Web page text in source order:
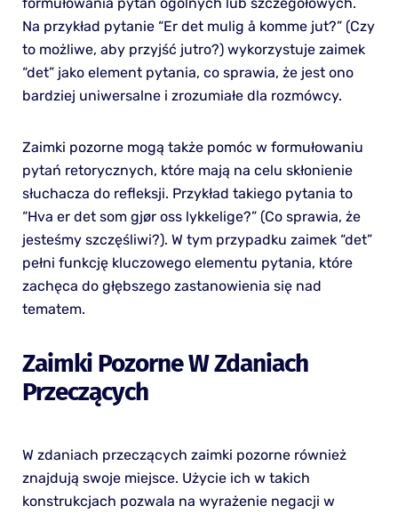
Na przykład pytanie “Er det mulig å komme jut?” (Czy
to możliwe, aby przyjść jutro?) wykorzystuje zaimek
“det” jako element pytania, co sprawia, że jest ono
bardziej uniwersalne i zrozumiałe dla rozmówcy.
Zaimki pozorne mogą także pomóc w formułowaniu
pytań retorycznych, które mają na celu skłonienie
słuchacza do refleksji. Przykład takiego pytania to
“Hva er det som gjør oss lykkelige?” (Co sprawia, że
jesteśmy szczęśliwi?). W tym przypadku zaimek “det”
pełni funkcję kluczowego elementu pytania, które
zachęca do głębszego zastanowienia się nad
tematem.
Zaimki Pozorne W Zdaniach
Przeczących
W zdaniach przeczących zaimki pozorne również
znajdują swoje miejsce. Użycie ich w takich
konstrukcjach pozwala na wyrażenie negacji w